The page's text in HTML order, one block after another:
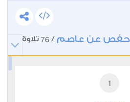
- حفص عن عاصم /
76 تلاوة
1